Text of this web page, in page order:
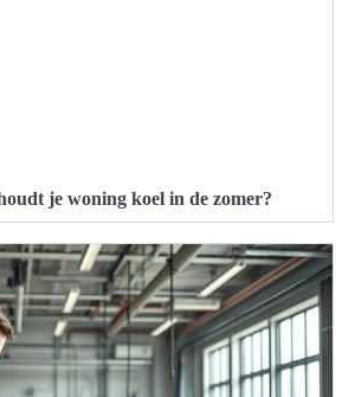
je woning koel in de zomer?